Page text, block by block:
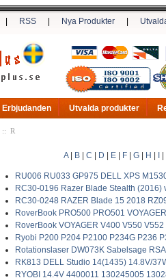
RSS Nya Produkter
Erbjudanden Utvalda produkter
:: R
A| B C D E F G H
RU006 RU033 GP975 DELL XPS
RC30-0196 Razer Blade Stealth
RC30-0248 RAZER Blade 15 2018
RoverBook PRO500 PRO501
RoverBook VOYAGER V400 V550
Ryobi P200 P204 P2100 P234G P236
Rotationslaser DW073K Sabelsage
RK813 DELL Studio 14(1435) 14.8V/
RYOBI 14.4V 4400011 130245005